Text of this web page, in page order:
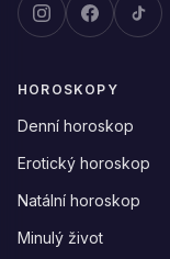
HOROSKOPY
Denní horoskop
Erotický horoskop
Natální horoskop
Minulý život